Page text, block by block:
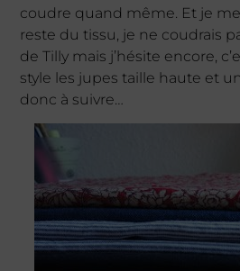
coudre quand même. Et je
reste du tissu, je ne coudrais
de Tilly mais j’hésite encore,
style les jupes taille haute et
donc à suivre…